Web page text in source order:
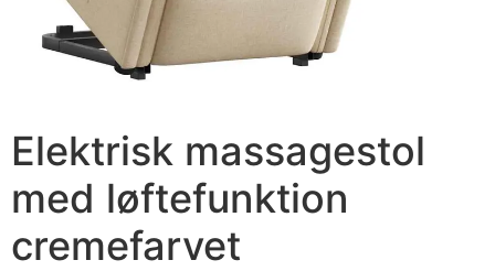
Elektrisk massagestol
med løftefunktion
cremefarvet